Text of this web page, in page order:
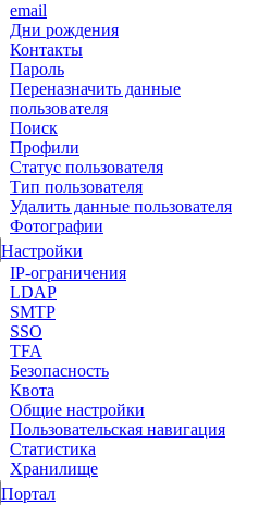
email
Дни рождения
Контакты
Пароль
Переназначить данные
пользователя
Поиск
Профили
Статус пользователя
Тип пользователя
Удалить данные пользователя
Фотографии
Настройки
IP-ограничения
LDAP
SMTP
SSO
TFA
Безопасность
Квота
Общие настройки
Пользовательская навигация
Статистика
Хранилище
Портал